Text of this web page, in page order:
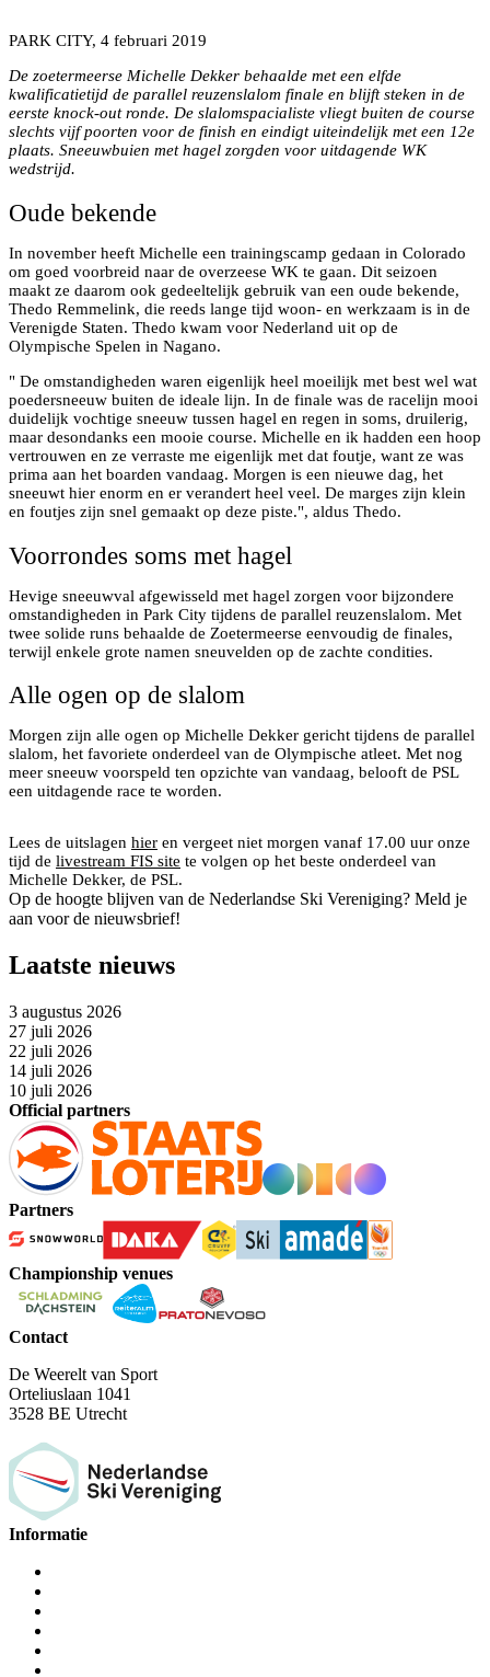
PARK CITY, 4 februari 2019
De zoetermeerse Michelle Dekker behaalde met een elfde
kwalificatietijd de parallel reuzenslalom finale en blijft steken in de
eerste knock-out ronde. De slalomspacialiste vliegt buiten de course
slechts vijf poorten voor de finish en eindigt uiteindelijk met een 12e
plaats. Sneeuwbuien met hagel zorgden voor uitdagende WK
wedstrijd.
Oude bekende
In november heeft Michelle een trainingscamp gedaan in Colorado
om goed voorbreid naar de overzeese WK te gaan. Dit seizoen
maakt ze daarom ook gedeeltelijk gebruik van een oude bekende,
Thedo Remmelink, die reeds lange tijd woon- en werkzaam is in de
Verenigde Staten. Thedo kwam voor Nederland uit op de
Olympische Spelen in Nagano.
" De omstandigheden waren eigenlijk heel moeilijk met best wel wat
poedersneeuw buiten de ideale lijn. In de finale was de racelijn mooi
duidelijk vochtige sneeuw tussen hagel en regen in soms, druilerig,
maar desondanks een mooie course. Michelle en ik hadden een hoop
vertrouwen en ze verraste me eigenlijk met dat foutje, want ze was
prima aan het boarden vandaag. Morgen is een nieuwe dag, het
sneeuwt hier enorm en er verandert heel veel. De marges zijn klein
en foutjes zijn snel gemaakt op deze piste.", aldus Thedo.
Voorrondes soms met hagel
Hevige sneeuwval afgewisseld met hagel zorgen voor bijzondere
omstandigheden in Park City tijdens de parallel reuzenslalom. Met
twee solide runs behaalde de Zoetermeerse eenvoudig de finales,
terwijl enkele grote namen sneuvelden op de zachte condities.
Alle ogen op de slalom
Morgen zijn alle ogen op Michelle Dekker gericht tijdens de parallel
slalom, het favoriete onderdeel van de Olympische atleet. Met nog
meer sneeuw voorspeld ten opzichte van vandaag, belooft de PSL
een uitdagende race te worden.
Lees de uitslagen hier en vergeet niet morgen vanaf 17.00 uur onze
tijd de livestream FIS site te volgen op het beste onderdeel van
Michelle Dekker, de PSL.
Op de hoogte blijven van de Nederlandse Ski Vereniging? Meld je
aan voor de nieuwsbrief!
Laatste nieuws
3 augustus 2026
27 juli 2026
22 juli 2026
14 juli 2026
10 juli 2026
Official partners
Partners
Championship venues
Contact
De Weerelt van Sport
Orteliuslaan 1041
3528 BE Utrecht
Informatie